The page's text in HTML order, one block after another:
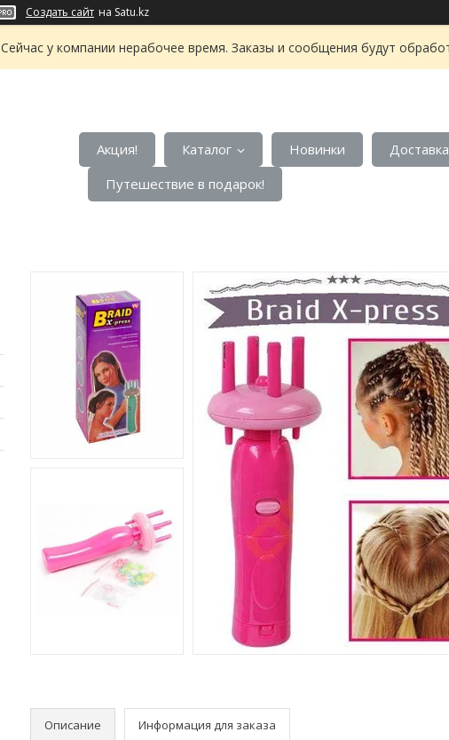
Создать сайт на Satu.kz
Сейчас у компании нерабочее время. Заказы и сообщения будут
Акция! Каталог Новинки
Путешествие в подарок!
Описание Информация для заказа